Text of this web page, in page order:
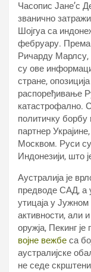
Часопис Јане’с
званично
Шојгуа са
фебруару. Према
Ричарду Марлсу,
су ове
стране,
распоређивање
катастрофално.
политичку борбу
партнер
Москвом. Руси
Индонезији, што
Аустралија је
предводе САД, а
утицаја у
активности, али
оружја, Пекинг
војне вежбе са
аустралијске
не седе